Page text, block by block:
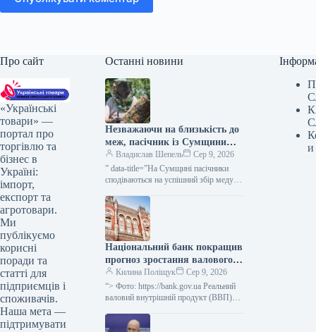
Про сайт
«Українські
товари» —
портал про
торгівлю та
бізнес в
Україні:
імпорт,
експорт та
агротовари.
Ми
публікуємо
корисні
поради та
статті для
підприємців і
споживачів.
Наша мета —
підтримувати
Останні новини
Незважаючи на близькість до
меж, пасічник із Сумщини
вважає область придатною
для бджільництва —
КУРКУЛЬ
Владислав Шепель
Сер 9, 2026
” data-title=”На Сумщині пасічники
сподіваються на успішний збір меду”
url=”https://kurkul.com/news/41861-na-
sumschini-pasichniki-rozrahovuyut-na-
vdaliy-medozbir”> На Сумщині
пасічники сподіваються на успішний
збір меду 9 серпня…
Національний банк покращив
прогноз зростання валового
внутрішнього продукту
України на третій квартал
2026 року до 2,1%, а на
– до 4,2%.
Килина Поліщук
Сер 9, 2026
“> Фото: https://bank.gov.ua Реальний
валовий внутрішній продукт (ВВП)
збільшиться на 2,1%, у четвертому –
и